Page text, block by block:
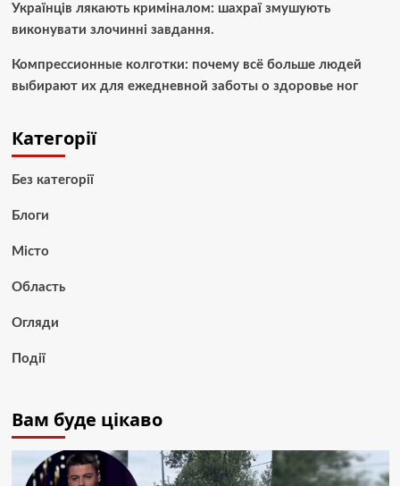
Українців лякають криміналом: шахраї змушують
виконувати злочинні завдання.
Компрессионные колготки: почему всё больше людей
выбирают их для ежедневной заботы о здоровье ног
Категорії
Без категорії
Блоги
Місто
Область
Огляди
Події
Вам буде цікаво